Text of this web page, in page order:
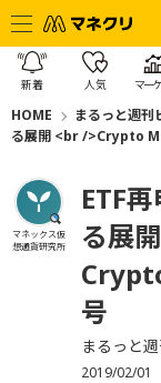
新着 人気 マー
HOME まるっと週刊
る展開 <br />Crypto
マネックス仮
想通貨研究所
ETF
る展開
号
まるっと
2019/02/01